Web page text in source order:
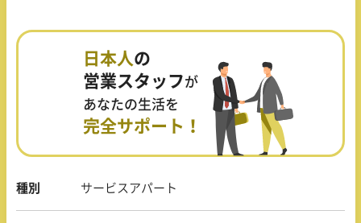
種別 サービスアパート
日本人 の
営業スタッフが
あなたの生活を
完全サポート！